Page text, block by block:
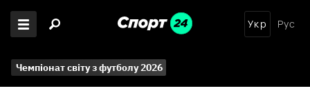
Укр Рус
Чемпіонат світу з футболу 2026